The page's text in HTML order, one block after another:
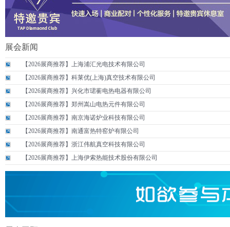
展会新闻
【2026展商推荐】上海浦汇光电技术有限公司
【2026展商推荐】科莱优(上海)真空技术有限公司
【2026展商推荐】兴化市珺蘅电热电器有限公司
【2026展商推荐】郑州嵩山电热元件有限公司
【2026展商推荐】南京海诺炉业科技有限公司
【2026展商推荐】南通富热特窑炉有限公司
【2026展商推荐】浙江伟航真空科技有限公司
【2026展商推荐】上海伊索热能技术股份有限公司